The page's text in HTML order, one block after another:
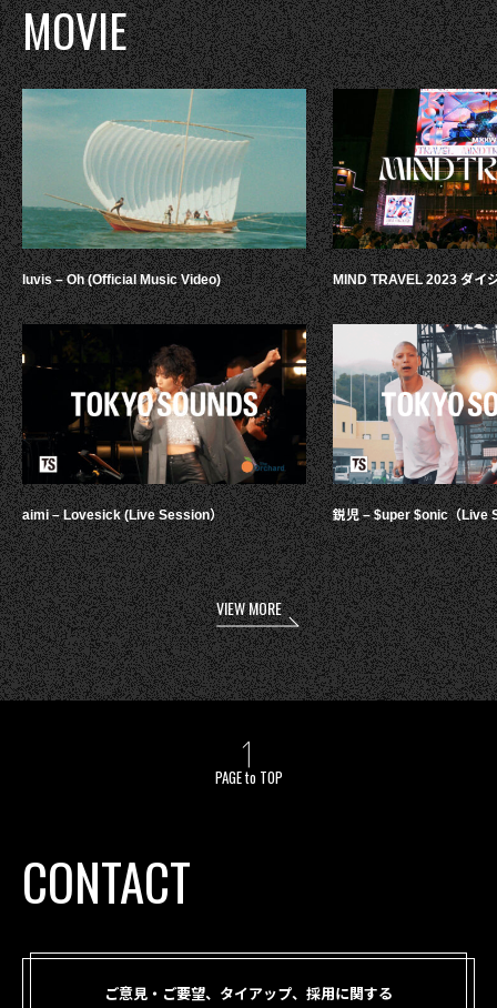
MOVIE
luvis – Oh (Official Music Video)
aimi – Lovesick (Live Session）
MIND TRAVEL 2023 ダイ
鋭児 – $uper $onic（Live
VIEW MORE
PAGE to TOP
CONTACT
ご意見・ご要望、タイアップ、採用に関する